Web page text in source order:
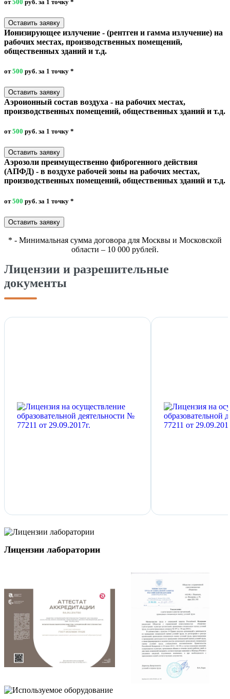
от500 руб. за 1 точку *
Оставить заявку
Ионизирующее излучение - (рентген и гамма излучение) на
рабочих местах, производственных помещений,
общественных зданий и т.д.
от500 руб. за 1 точку *
Оставить заявку
Аэроионный состав воздуха - на рабочих местах,
производственных помещений, общественных зданий и т.д.
от500 руб. за 1 точку *
Оставить заявку
Аэрозоли преимущественно фиброгенного действия
(АПФД) - в воздухе рабочей зоны на рабочих местах,
производственных помещений, общественных зданий и т.д.
от500 руб. за 1 точку *
Оставить заявку
* - Минимальная сумма договора для Москвы и Московской
области – 10 000 рублей.
Лицензии и разрешительные
документы
Лицензии лаборатории